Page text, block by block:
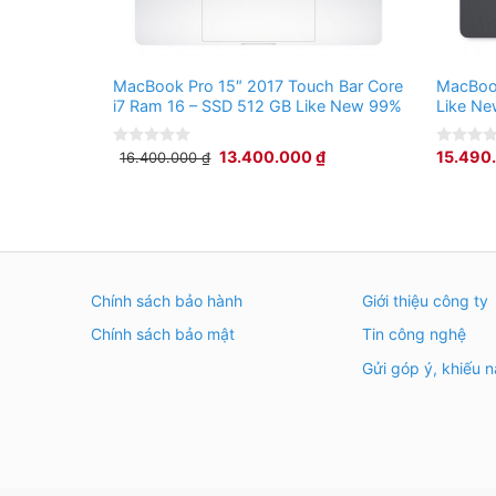
Wi-Fi
Wi-Fi 5 (802.11ac); Dual-Band (2.4 &
Bluetooth
Webcam
User-Facing:
Maximum Runtime
10 Hours
Power Requirements
100-240 VAC, 50-
61 W
MacBook Pro 15″ 2017 Touch Bar Core
i7 Ram 16 – SSD 512 GB Like New 99%
016.400.000₫ 13.400.000₫
Like
0
Chính sách bảo hành
Chính sách bảo mật
Giới thiệu công ty
Tin công nghệ
Gửi góp ý, khiếu